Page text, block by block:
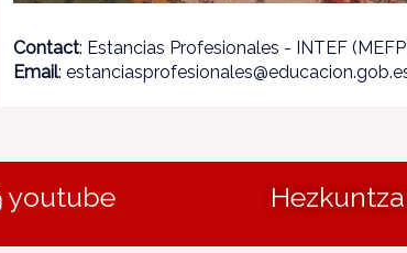
Contact: Estancias Profesionales - INTEF
Email:
youtube